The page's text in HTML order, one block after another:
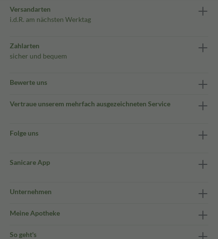
Versandarten
i.d.R. am nächsten Werktag
Zahlarten
sicher und bequem
Bewerte uns
Vertraue unserem mehrfach ausgezeichneten Service
Folge uns
Sanicare App
Unternehmen
Meine Apotheke
So geht's